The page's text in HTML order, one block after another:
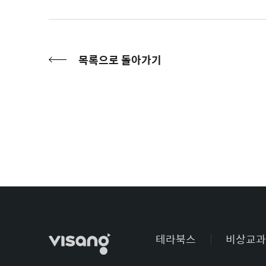
목록으로 돌아가기
테라북스 비상교